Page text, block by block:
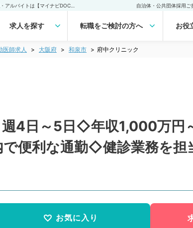
自治体・公共団体採用ご
求人を探す 転職をご検討の方へ お役
医師求人 大阪府 和泉市 府中クリニック
週4日～5日◇年収1,000万
便利な通勤◇健診業務を担
お気に入り